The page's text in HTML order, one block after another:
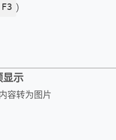
F3 )
显示
容转为图片